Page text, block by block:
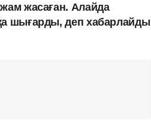
жасаған. Алайда
шығарды, деп хабарлайды